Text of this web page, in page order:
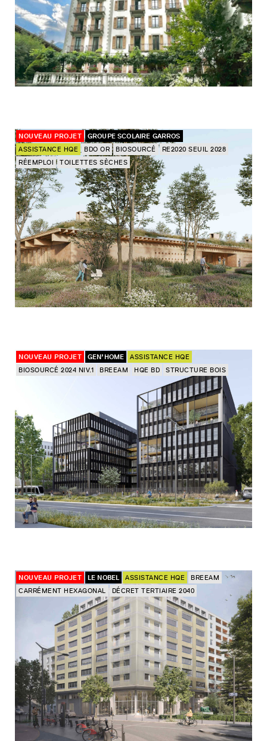
NOUVEAU PROJET
GROUPE SCOLAIRE GARROS
ASSISTANCE HQE
BDO OR BIOSOURCÉ
RE2020 SEUIL 2028
RÉEMPLOI
TOILETTES SÈCHES
NOUVEAU PROJET GEN’HOME
ASSISTANCE HQE
BIOSOURCÉ 2024 NIV.1
BREEAM HQE BD STRUCTURE BOIS
NOUVEAU PROJET LE NOBEL ASSISTANCE HQE
BREEAM
CARRÉMENT HEXAGONAL
DÉCRET TERTIAIRE 2040